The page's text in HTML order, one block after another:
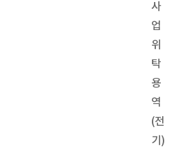
사
업
위
탁
용
역
(전
기)